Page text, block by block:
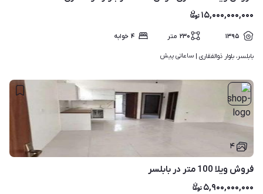
۱۵,۰۰۰,۰۰۰,۰۰۰
۱۳۹۵ ۲۳۰ متر ۴ خوابه
بابلسر، بلوار ذوالفقاری | ساعاتی پیش
۴
فروش ویلا 100 متر در بابلسر
۵,۹۰۰,۰۰۰,۰۰۰